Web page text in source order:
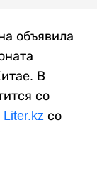
объявила
В
со
Liter.kz со